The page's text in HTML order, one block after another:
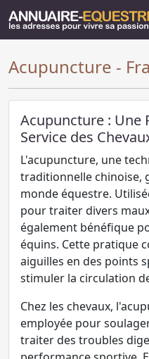
Acupuncture -
Acupuncture : Une
Service des
L'acupuncture, une
traditionnelle chinoise,
monde équestre.
pour traiter divers
également bénéfique
équins. Cette pratique
aiguilles en des points
stimuler la circulation
Chez les chevaux,
employée pour
traiter des troubles